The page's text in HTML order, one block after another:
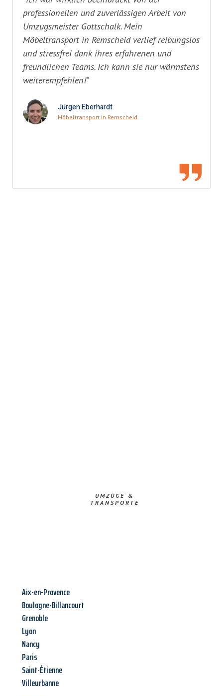
professionellen und zuverlässigen Arbeit von
Umzugsmeister Gottschalk. Mein
Möbeltransport in Remscheid verlief reibungslos
und stressfrei dank ihres erfahrenen und
freundlichen Teams. Ich kann sie nur wärmstens
weiterempfehlen!"
Jürgen Eberhardt
Möbeltransport in Remscheid
UMZÜGE &
TRANSPORTE
Aix-en-Provence
Boulogne-Billancourt
Grenoble
Lyon
Nancy
Paris
Saint-Étienne
Villeurbanne